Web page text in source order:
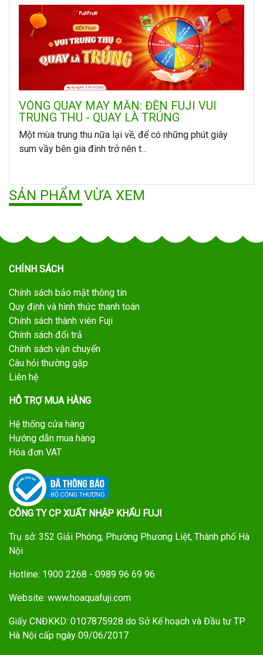
VÒNG QUAY MAY MẮN: ĐẾN FUJI VUI
TRUNG THU - QUAY LÀ TRÚNG
Một mùa trung thu nữa lại về, để có những phút giây
sum vầy bên gia đình trở nên t...
SẢN PHẨM VỪA XEM
CHÍNH SÁCH
Chính sách bảo mật thông tin
Quy định và hình thức thanh toán
Chính sách thành viên Fuji
Chính sách đổi trả
Chính sách vận chuyển
Câu hỏi thường gặp
Liên hệ
HỖ TRỢ MUA HÀNG
Hệ thống cửa hàng
Hướng dẫn mua hàng
Hóa đơn VAT
CÔNG TY CP XUẤT NHẬP KHẨU FUJI
Trụ sở: 352 Giải Phóng, Phường Phương Liệt, Thành phố Hà
Nội
Hotline: 1900 2268 - 0989 96 69 96
Website: www.hoaquafuji.com
Giấy CNĐKKD: 0107875928 do Sở Kế hoạch và Đầu tư TP
Hà Nội cấp ngày 09/06/2017